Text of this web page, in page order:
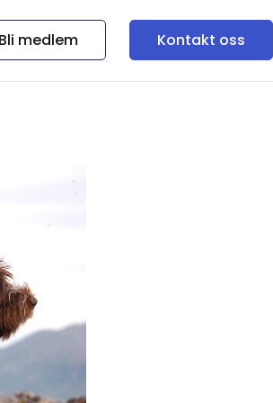
Kontakt oss
medlem